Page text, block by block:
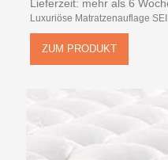
Lieferzeit: mehr als 6
Luxuriöse Matratzenauflage
ZUM PRODUKT